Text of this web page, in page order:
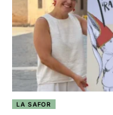
LA SAFOR